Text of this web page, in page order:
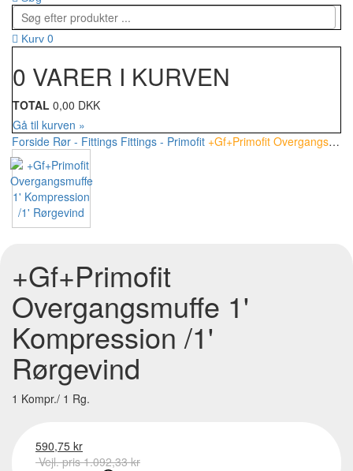
Kurv 0
0 VARER I KURVEN
TOTAL 0,00 DKK
Gå til kurven »
Forside Rør - Fittings Fittings - Primofit +Gf+Primofit Overgangsmuffe 1' Kompression /1' Rørgevind
+Gf+Primofit
Overgangsmuffe 1'
Kompression /1'
Rørgevind
1 Kompr./ 1 Rg.
590,75 kr
Vejl. pris 1.092,33 kr